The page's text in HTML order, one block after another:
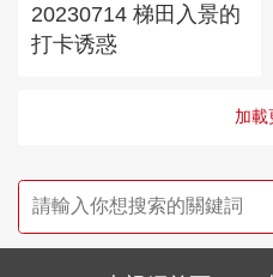
20230714 梯田入景的
打卡诱惑
加載